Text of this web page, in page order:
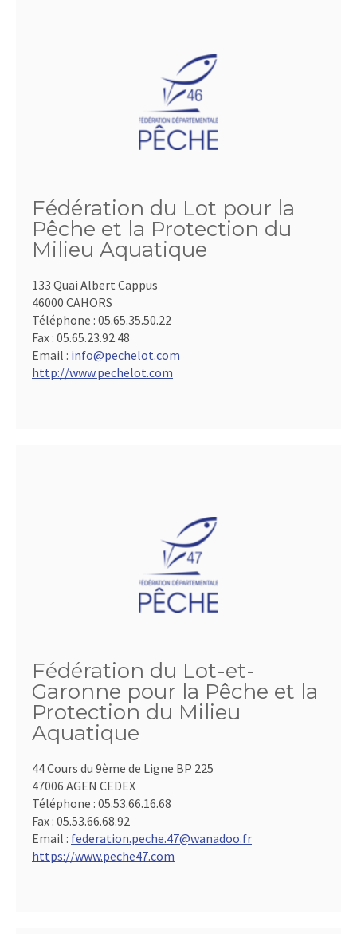
Fédération du Lot pour la
Pêche et la Protection du
Milieu Aquatique
133 Quai Albert Cappus
46000 CAHORS
Téléphone : 05.65.35.50.22
Fax : 05.65.23.92.48
Email : info@pechelot.com
http://www.pechelot.com
Fédération du Lot-et-
Garonne pour la Pêche et la
Protection du Milieu
Aquatique
44 Cours du 9ème de Ligne BP 225
47006 AGEN CEDEX
Téléphone : 05.53.66.16.68
Fax : 05.53.66.68.92
Email : federation.peche.47@wanadoo.fr
https://www.peche47.com